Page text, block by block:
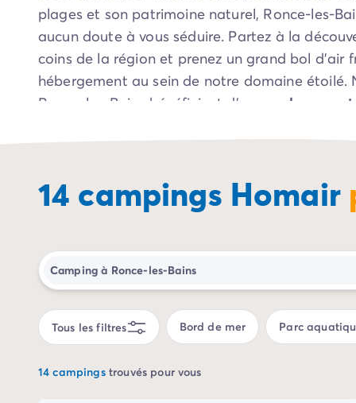
Camping Corse
Camping Corse-du-Sud
Camping Bonifacio
Camping Porto Vecchio
Camping Haute-Corse
Camping Bastia
Camping Nord-Pas-de-Calais
Camping Paris
Camping Languedoc-Roussillon
Camping Carcassonne
Camping Narbonne
Camping Gard
Camping Grau-du-Roi
Camping Hérault
Camping Cap D'Agde
Camping La Grande Motte
plages et son patrimoine naturel, Ronce-les-
aucun doute à vous séduire. Partez à la
coins de la région et prenez un grand bol d’air
hébergement au sein de notre domaine étoilé.
Ronce-les-Bains bénéficient d’un
qualitépour des vacances réussies en famille,
14 campings Homair
Fenêtre de dialogue fermée
Tous les filtres Bord de mer Parc
14 campingstrouvés pour vous